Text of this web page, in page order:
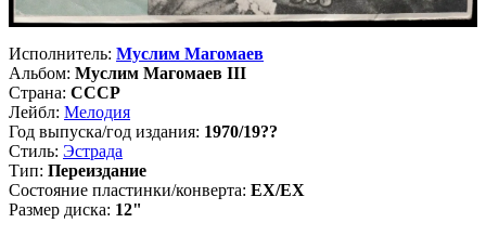
Исполнитель: Муслим Магомаев
Альбом: Муслим Магомаев III
Страна: СССР
Лейбл: Мелодия
Год выпуска/год издания: 1970/19??
Стиль: Эстрада
Тип: Переиздание
Состояние пластинки/конверта: EX/EX
Размер диска: 12"